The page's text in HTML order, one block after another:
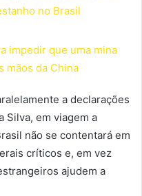
no Brasil
impedir que uma mina
mãos da China
a declarações
Silva, em viagem a
não se contentará em
críticos e, em vez
ajudem a